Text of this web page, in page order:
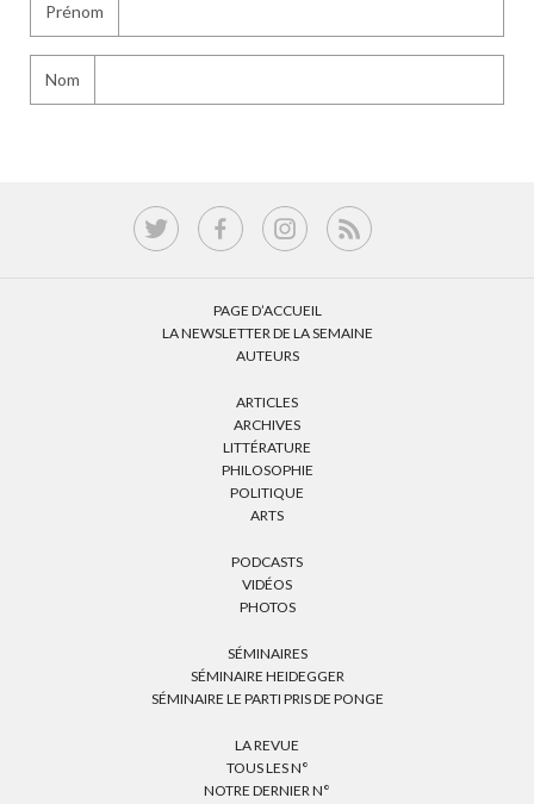
Prénom
Nom
PAGE D’ACCUEIL
LA NEWSLETTER DE LA SEMAINE
AUTEURS
ARTICLES
ARCHIVES
LITTÉRATURE
PHILOSOPHIE
POLITIQUE
ARTS
PODCASTS
VIDÉOS
PHOTOS
SÉMINAIRES
SÉMINAIRE HEIDEGGER
SÉMINAIRE LE PARTI PRIS DE PONGE
LA REVUE
TOUS LES N°
NOTRE DERNIER N°